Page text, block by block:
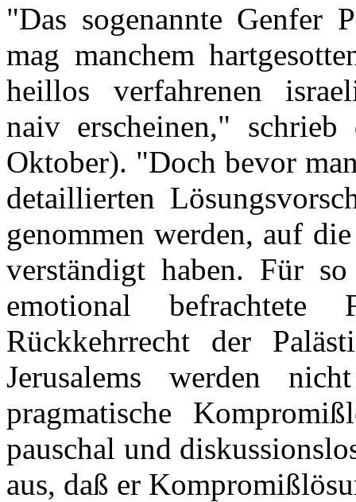
"Das sogenannte Genfer
mag manchem
heillos verfahrenen
naiv erscheinen,"
Oktober). "Doch bevor
detaillierten
genommen werden, auf
verständigt haben. Für
emotional befrachtete
Rückkehrrecht der
Jerusalems werden
pragmatische
pauschal und
aus, daß er